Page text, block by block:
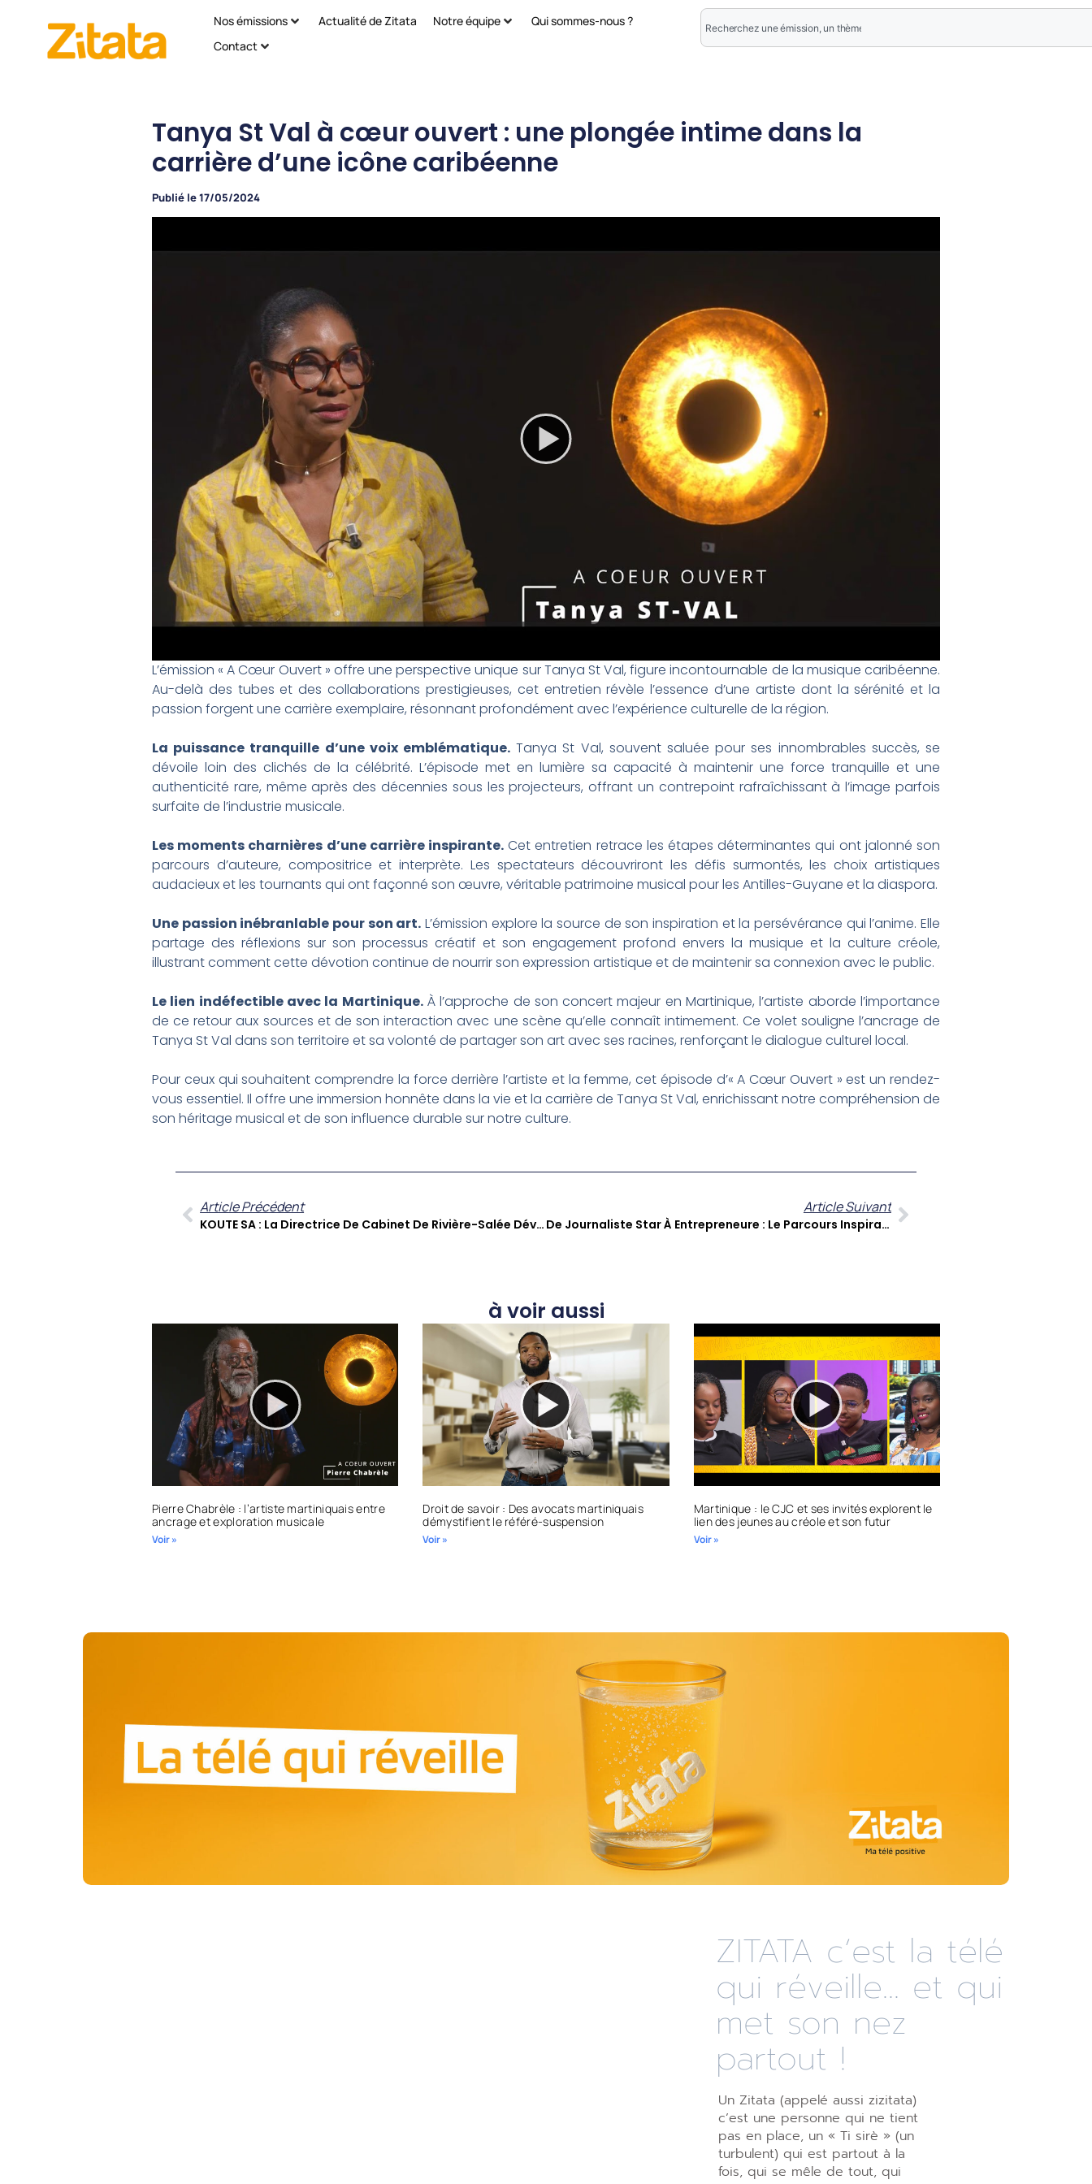
Nos émissions Actualité de Zitata Notre équipe
Qui sommes-nous ?
Contact
Tanya St Val à cœur ouvert : une plongée intime dans la
carrière d’une icône caribéenne
Publié le17/05/2024
L’émission « A Cœur Ouvert » offre une perspective unique sur Tanya St Val, figure incontournable de la musique caribéenne.
Au-delà des tubes et des collaborations prestigieuses, cet entretien révèle l’essence d’une artiste dont la sérénité et la
passion forgent une carrière exemplaire, résonnant profondément avec l’expérience culturelle de la région.
La puissance tranquille d’une voix emblématique. Tanya St Val, souvent saluée pour ses innombrables succès, se
dévoile loin des clichés de la célébrité. L’épisode met en lumière sa capacité à maintenir une force tranquille et une
authenticité rare, même après des décennies sous les projecteurs, offrant un contrepoint rafraîchissant à l’image parfois
surfaite de l’industrie musicale.
Les moments charnières d’une carrière inspirante. Cet entretien retrace les étapes déterminantes qui ont jalonné son
parcours d’auteure, compositrice et interprète. Les spectateurs découvriront les défis surmontés, les choix artistiques
audacieux et les tournants qui ont façonné son œuvre, véritable patrimoine musical pour les Antilles-Guyane et la diaspora.
Une passion inébranlable pour son art. L’émission explore la source de son inspiration et la persévérance qui l’anime. Elle
partage des réflexions sur son processus créatif et son engagement profond envers la musique et la culture créole,
illustrant comment cette dévotion continue de nourrir son expression artistique et de maintenir sa connexion avec le public.
Le lien indéfectible avec la Martinique.À l’approche de son concert majeur en Martinique, l’artiste aborde l’importance
de ce retour aux sources et de son interaction avec une scène qu’elle connaît intimement. Ce volet souligne l’ancrage de
Tanya St Val dans son territoire et sa volonté de partager son art avec ses racines, renforçant le dialogue culturel local.
Pour ceux qui souhaitent comprendre la force derrière l’artiste et la femme, cet épisode d’« A Cœur Ouvert » est un rendez-
vous essentiel. Il offre une immersion honnête dans la vie et la carrière de Tanya St Val, enrichissant notre compréhension de
son héritage musical et de son influence durable sur notre culture.
Article Précédent
KOUTE SA : La Directrice De Cabinet De Rivière-Salée Dévoile Les Coulisses De La Silver Parade Et Son Rôle Dans La Vie Locale
Article Suivant
De Journaliste Star À Entrepreneure : Le Parcours Inspirant De Sabrina Doré Et Son Média Kréyol Influence
à voir aussi
Pierre Chabrèle : l’artiste martiniquais entre
ancrage et exploration musicale
Voir »
Droit de savoir : Des avocats martiniquais
démystifient le référé-suspension
Voir »
Martinique : le CJC et ses invités explorent le
lien des jeunes au créole et son futur
Voir »
ZITATA c’est la télé
qui réveille... et qui
met son nez
partout !
Un Zitata (appelé aussi zizitata)
c’est une personne qui ne tient
pas en place, un « Ti sirè » (un
turbulent) qui est partout à la
fois, qui se mêle de tout, qui